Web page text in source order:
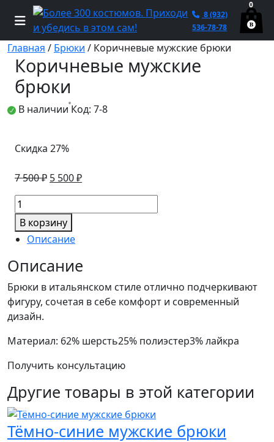
8 (932)
536-78-78
0
Главная / Брюки / Коричневые мужские брюки
Коричневые мужские
брюки
В наличии Код: 7-8
Скидка 27%
7 500₽ Первоначальная
цена
7
500 ₽.
5 500₽Текущая
цена:
Количество
товара
Коричневые
мужские
брюки
В корзину
Описание
Описание
Брюки в итальянском стиле отлично подчеркивают
фигуру, сочетая в себе комфорт и современный
дизайн.
Материал: 62% шерсть25% полиэстер3% лайкра
Получить консультацию
Другие товары в этой категории
Тёмно-синие мужские брюки